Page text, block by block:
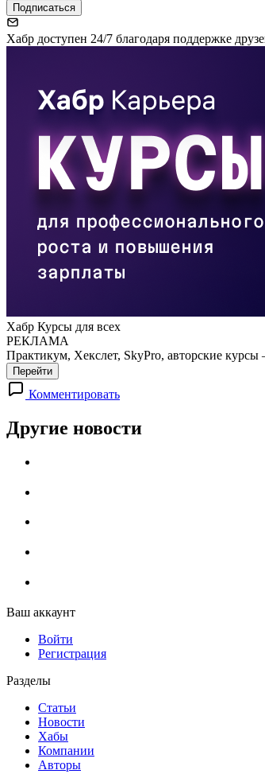
Подписаться
Хабр доступен 24/7 благодаря поддержке
Хабр Курсы для всех
РЕКЛАМА
Практикум, Хекслет, SkyPro, авторские
Перейти
Комментировать
Другие новости
Ваш аккаунт
Войти
Регистрация
Разделы
Статьи
Новости
Хабы
Компании
Авторы